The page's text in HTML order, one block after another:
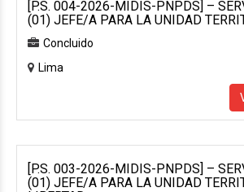
[P.S. 004-2026-MIDIS-PNPDS] –
(01) JEFE/A PARA LA UNIDAD
Concluido
Lima
[P.S. 003-2026-MIDIS-PNPDS] –
(01) JEFE/A PARA LA UNIDAD